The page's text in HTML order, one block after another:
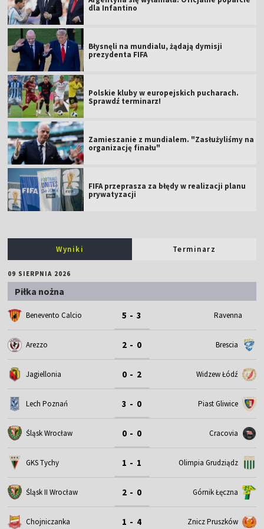
dla Infantino
Błysnęli na mundialu, żądają dymisji
prezydenta FIFA
Polskie kluby w europejskich pucharach.
Sprawdź terminarz!
Zamieszanie z mundialem. "Zasłużyliśmy na
organizację finału"
FIFA przeprasza za błędy w realizacji planu
prywatyzacji
Wyniki Terminarz
09 SIERPNIA 2026
Piłka nożna
Benevento Calcio 5 - 3 Ravenna
Arezzo 2 - 0 Brescia
Jagiellonia 0 - 2 Widzew Łódź
Lech Poznań 3 - 0 Piast Gliwice
Śląsk Wrocław 0 - 0 Cracovia
GKS Tychy 1 - 1 Olimpia Grudziądz
Śląsk II Wrocław 2 - 0 Górnik Łęczna
Chojniczanka 1 - 4 Znicz Pruszków